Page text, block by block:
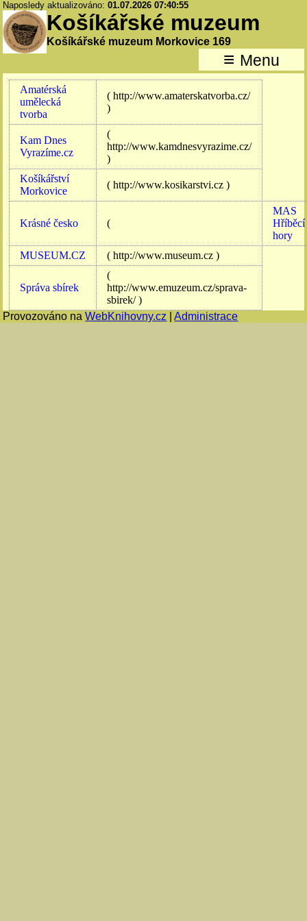
Naposledy aktualizováno:01.07.2026 07:40:55
Košíkářské muzeum
Košíkářské muzeum Morkovice 169
≡ Menu
Amatérská
umělecká
tvorba
( http://www.amaterskatvorba.cz/
)
Kam Dnes
Vyrazíme.cz
(
http://www.kamdnesvyrazime.cz/
)
Košíkářství
Morkovice
( http://www.kosikarstvi.cz )
Krásné česko (
MAS
Hříběcí
hory
MUSEUM.CZ
( http://www.museum.cz )
Správa sbírek
(
http://www.emuzeum.cz/sprava-
sbirek/ )
Provozováno naWebKnihovny.cz |Administrace